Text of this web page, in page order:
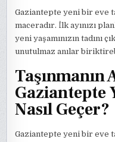
Gaziantepte yeni bir eve
maceradır. İlk ayınızı
yeni yaşamınızın tadını
unutulmaz anılar
Taşınmanın
Gaziantepte
Nasıl Geçer?
Gaziantepte yeni bir eve